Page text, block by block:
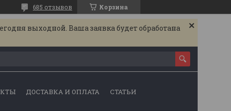
Корзина
685 отзывов
выходной. Ваша заявка будет обработана
ДОСТАВКА И ОПЛАТА СТАТЬИ